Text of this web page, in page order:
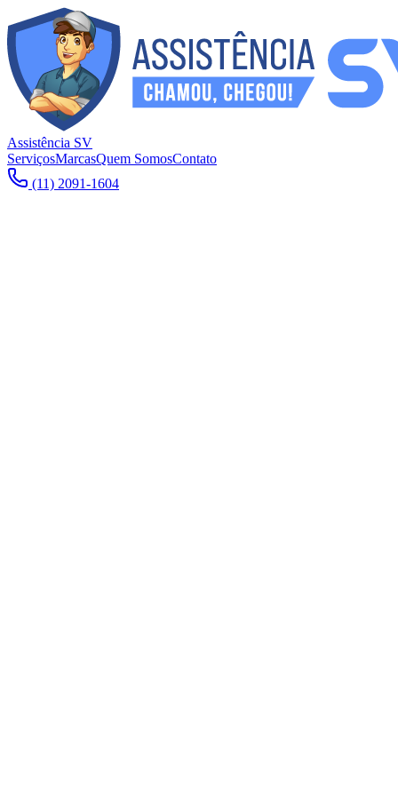
Assistência SV
ServiçosMarcasQuem SomosContato
(11) 2091-1604